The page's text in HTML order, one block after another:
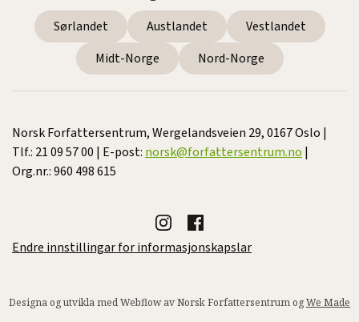
Sørlandet Austlandet
Vestlandet
Midt-Norge
Nord-Norge
Norsk Forfattersentrum, Wergelandsveien 29, 0167 Oslo |
Tlf.: 21 09 57 00 | E-post: norsk@forfattersentrum.no |
Org.nr.: 960 498 615
Endre innstillingar for informasjonskapslar
Designa og utvikla med Webflow av Norsk Forfattersentrum ogWe Made